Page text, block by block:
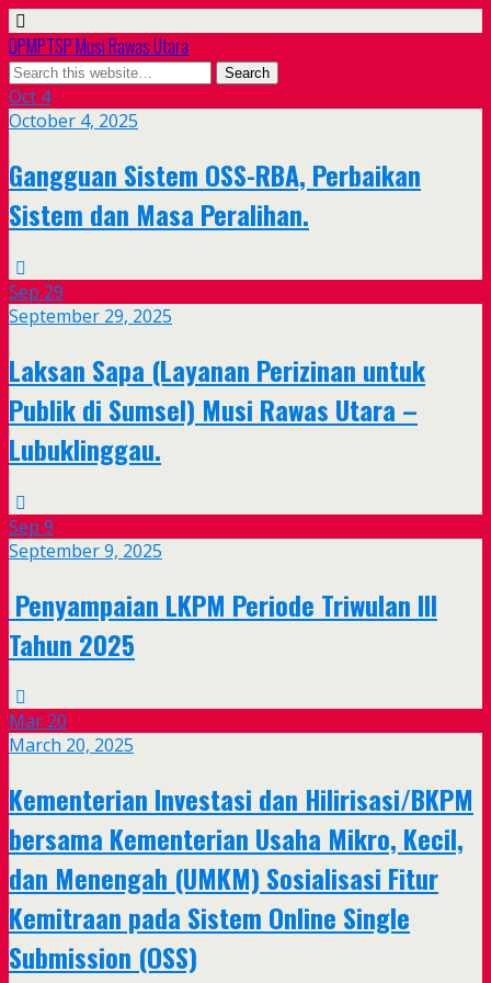
DPMPTSP Musi Rawas Utara
Oct 4
October 4, 2025
Gangguan Sistem OSS-RBA, Perbaikan
Sistem dan Masa Peralihan.
Sep 29
September 29, 2025
Laksan Sapa (Layanan Perizinan untuk
Publik di Sumsel) Musi Rawas Utara –
Lubuklinggau.
Sep 9
September 9, 2025
Penyampaian LKPM Periode Triwulan III
Tahun 2025
Mar 20
March 20, 2025
Kementerian Investasi dan Hilirisasi/BKPM
bersama Kementerian Usaha Mikro, Kecil,
dan Menengah (UMKM) Sosialisasi Fitur
Kemitraan pada Sistem Online Single
Submission (OSS)